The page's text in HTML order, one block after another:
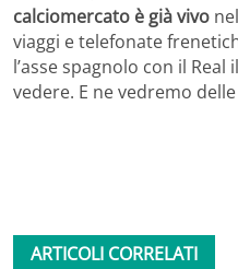
calciomercato è già vivo
viaggi e telefonate
l’asse spagnolo con il
vedere. E ne vedremo
ARTICOLI CORRELATI